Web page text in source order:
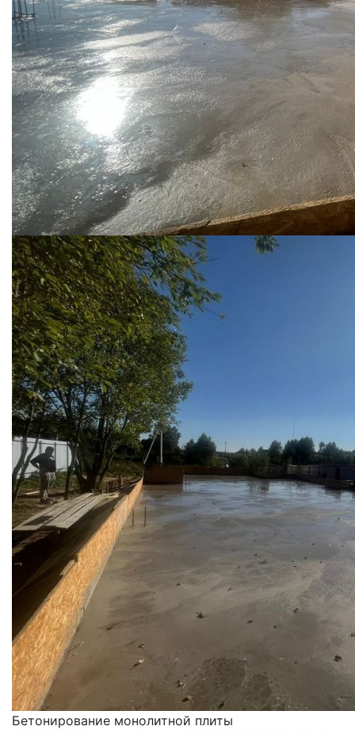
Бетонирование монолитной плиты